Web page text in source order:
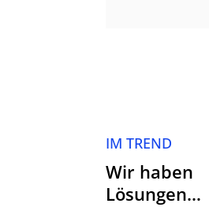
IM TREND
Wir haben
Lösungen…